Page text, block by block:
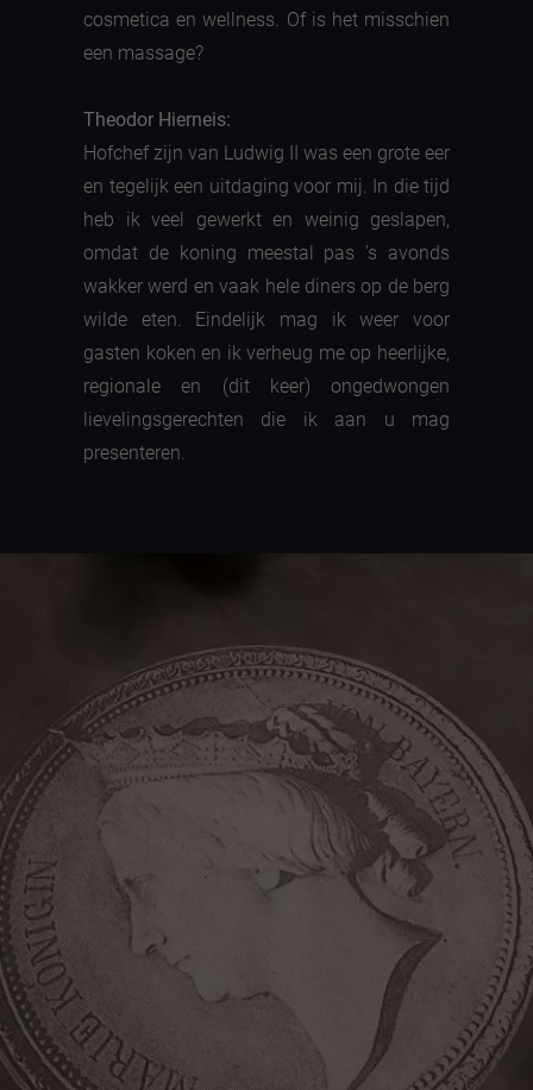
cosmetica en wellness. Of is het misschien
een massage?
Theodor Hierneis:
Hofchef zijn van Ludwig II was een grote eer
en tegelijk een uitdaging voor mij. In die tijd
heb ik veel gewerkt en weinig geslapen,
omdat de koning meestal pas 's avonds
wakker werd en vaak hele diners op de berg
wilde eten. Eindelijk mag ik weer voor
gasten koken en ik verheug me op heerlijke,
regionale en (dit keer) ongedwongen
lievelingsgerechten die ik aan u mag
presenteren.